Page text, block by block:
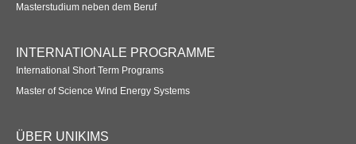
Masterstudium neben dem Beruf
INTERNATIONALE PROGRAMME
International Short Term Programs
Master of Science Wind Energy Systems
ÜBER UNIKIMS